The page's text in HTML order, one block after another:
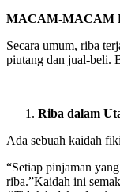
MACAM-MACAM
Secara umum, riba
piutang dan jual-beli.
Riba dalam
Ada sebuah kaidah
“Setiap pinjaman
riba.”Kaidah ini